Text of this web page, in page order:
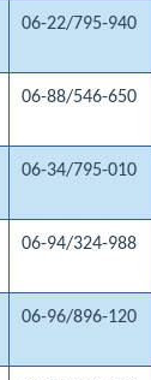
06-22/795-940
06-88/546-650
06-34/795-010
06-94/324-988
06-96/896-120